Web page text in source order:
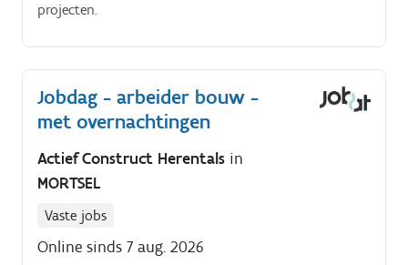
projecten.
Jobdag - arbeider bouw -
met overnachtingen
Actief Construct Herentals in
MORTSEL
Vaste jobs
Online sinds 7 aug. 2026